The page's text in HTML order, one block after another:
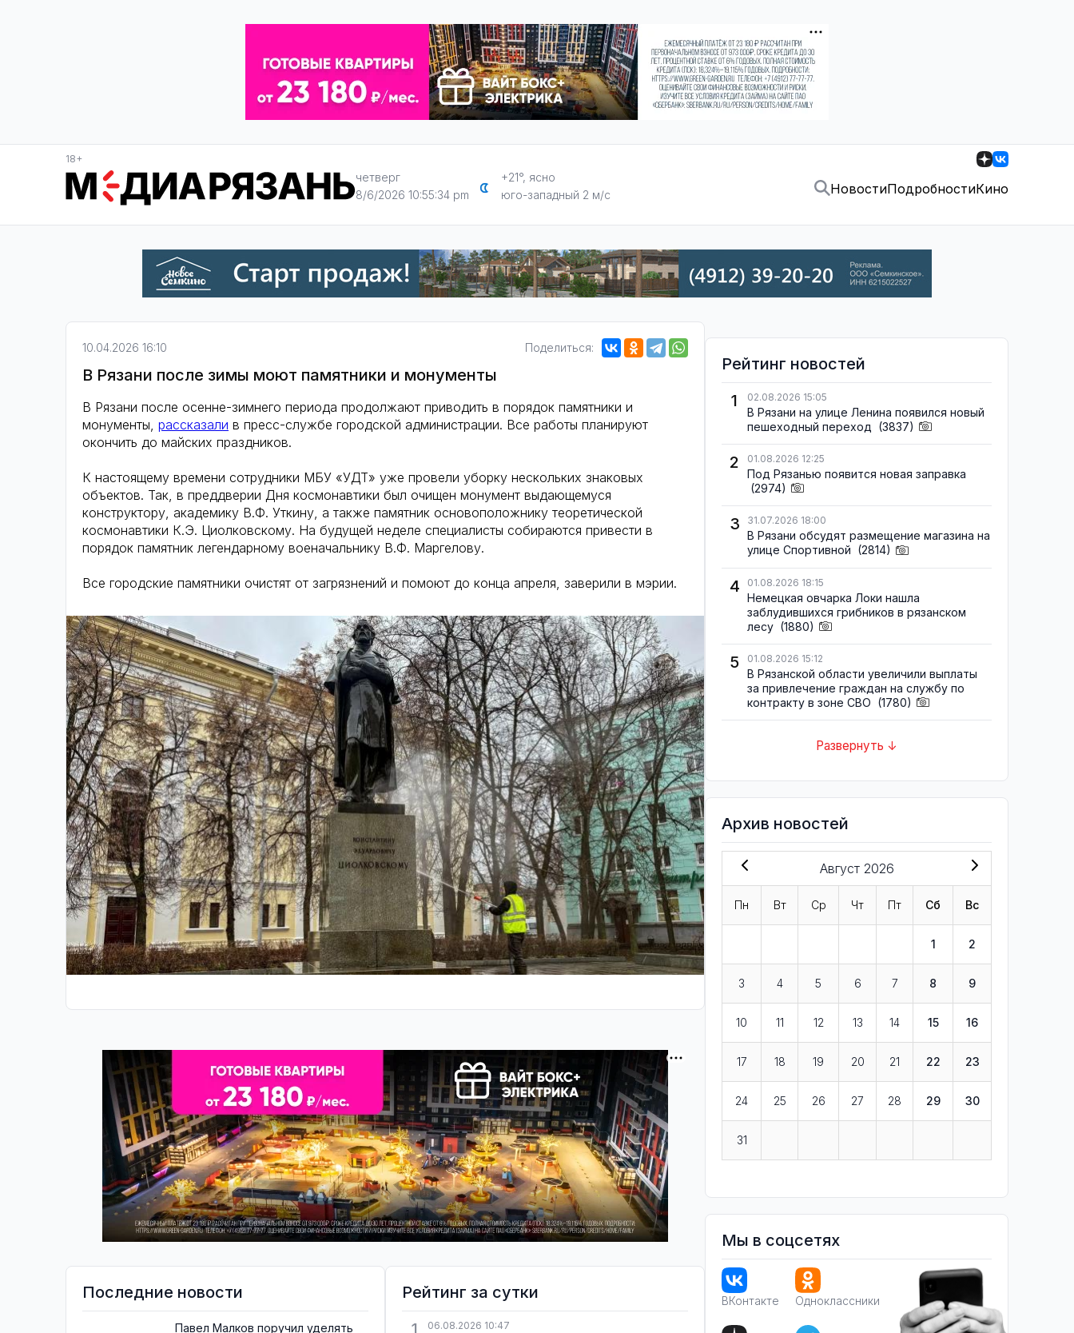
18+
четверг
8/6/2026 10:55:35 pm
+21°, ясно
юго-западный 2 м/с
НовостиПодробностиКино
10.04.2026 16:10 Поделиться:
В Рязани после зимы моют памятники и монументы
В Рязани после осенне-зимнего периода продолжают приводить в порядок памятники и
монументы, рассказали в пресс-службе городской администрации. Все работы планируют
окончить до майских праздников.
К настоящему времени сотрудники МБУ «УДТ» уже провели уборку нескольких знаковых
объектов. Так, в преддверии Дня космонавтики был очищен монумент выдающемуся
конструктору, академику В.Ф. Уткину, а также памятник основоположнику теоретической
космонавтики К.Э. Циолковскому. На будущей неделе специалисты собираются привести в
порядок памятник легендарному военачальнику В.Ф. Маргелову.
Все городские памятники очистят от загрязнений и помоют до конца апреля, заверили в мэрии.
Последние новости
Павел Малков поручил уделять
Рейтинг за сутки
1
06.08.2026 10:47
Рейтинг новостей
1
02.08.2026 15:05
В Рязани на улице Ленина появился новый
пешеходный переход (3837)
2 01.08.2026 12:25
Под Рязанью появится новая заправка
(2974)
3 31.07.2026 18:00
В Рязани обсудят размещение магазина на
улице Спортивной (2814)
4 01.08.2026 18:15
Немецкая овчарка Локи нашла
заблудившихся грибников в рязанском
лесу (1880)
5 01.08.2026 15:12
В Рязанской области увеличили выплаты
за привлечение граждан на службу по
контракту в зоне СВО (1780)
Развернуть ↓
Архив новостей
Август 2026
Пн Вт Ср Чт Пт Сб Вс
1 2
3 4 5 6 7 8 9
10 11 12 13 14 15 16
17 18 19 20 21 22 23
24 25 26 27 28 29 30
31
Мы в соцсетях
ВКонтакте Одноклассники